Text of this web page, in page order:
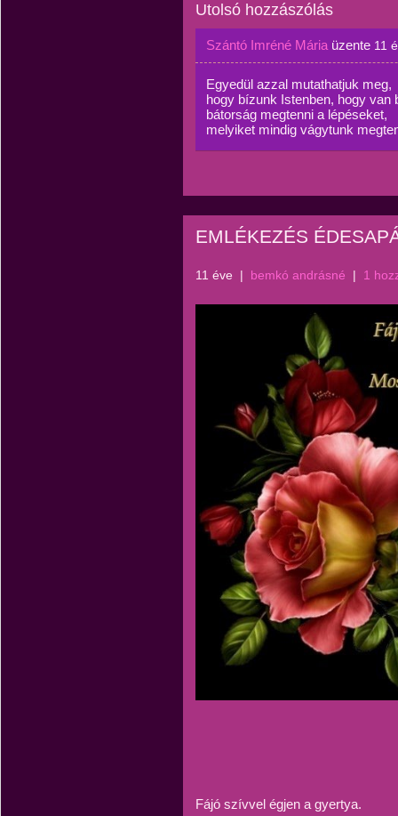
Utolsó hozzászólás
Szántó Imréné Mária üzente 11
Egyedül azzal mutathatjuk meg,
hogy bízunk Istenben, hogy van
bátorság megtenni a lépéseket,
melyiket mindig vágytunk
EMLÉKEZÉS
11 éve | bemkó andrásné | 1
Fájó szívvel égjen a gyertya.